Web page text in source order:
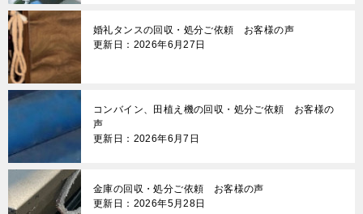
ョ
ン
婚礼タンスの回収・処分ご依頼 お客様の声
更新日：2026年6月27日
コンバイン、田植え機の回収・処分ご依頼 お客様の
声
更新日：2026年6月7日
金庫の回収・処分ご依頼 お客様の声
更新日：2026年5月28日